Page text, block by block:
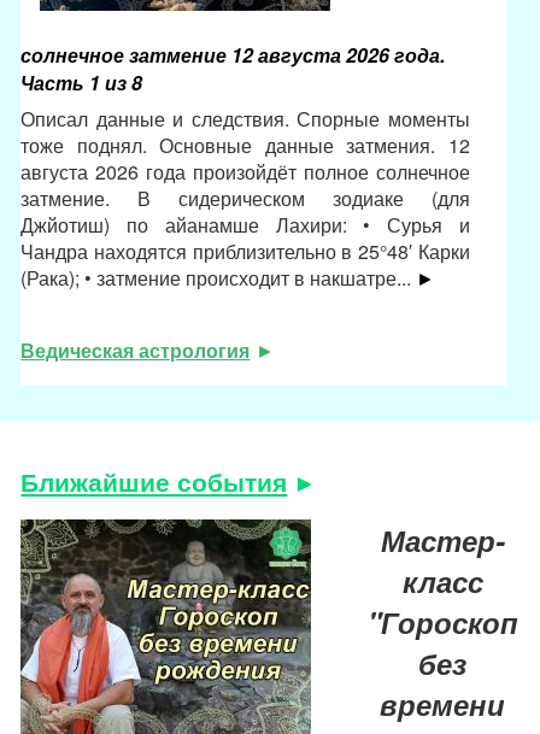
солнечное затмение 12 августа 2026 года.
Часть 1 из 8
Описал данные и следствия. Спорные моменты
тоже поднял. Основные данные затмения. 12
августа 2026 года произойдёт полное солнечное
затмение. В сидерическом зодиаке (для
Джйотиш) по айанамше Лахири: • Сурья и
Чандра находятся приблизительно в 25°48′ Карки
(Рака); • затмение происходит в накшатре... ►
Ведическая астрология
Ближайшие события
Мастер-
класс
"Гороскоп
без
времени